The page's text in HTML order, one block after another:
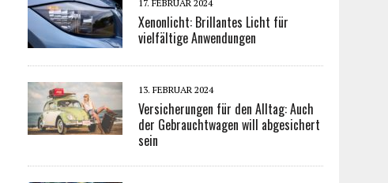
17. FEBRUAR 2024
Xenonlicht: Brillantes Licht für
vielfältige Anwendungen
13. FEBRUAR 2024
Versicherungen für den Alltag: Auch
der Gebrauchtwagen will abgesichert
sein